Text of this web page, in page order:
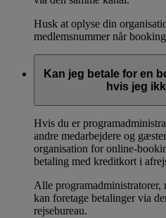
Husk at oplyse din
medlemsnummer når
Kan jeg betale for en
hvis jeg
Hvis du er
andre medarbejdere og
organisation for online-
betaling med kreditkort i
Alle programadministratorer,
kan foretage betalinger via
rejsebureau.